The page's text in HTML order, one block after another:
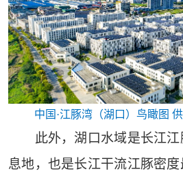
中国·江豚湾（湖口）鸟瞰图
此外，湖口水域是长江江
息地，也是长江干流江豚密